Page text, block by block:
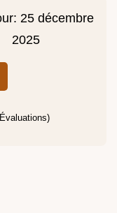
25 décembre
2025